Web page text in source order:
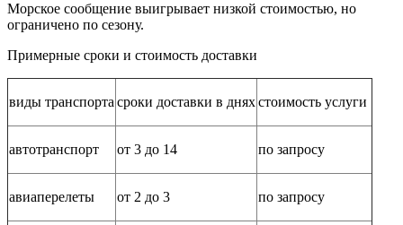
Морское сообщение выигрывает низкой стоимостью, но
ограничено по сезону.
Примерные сроки и стоимость доставки
виды транспорта сроки доставки в дняхстоимость услуги
автотранспорт от 3 до 14 по запросу
авиаперелеты от 2 до 3 по запросу